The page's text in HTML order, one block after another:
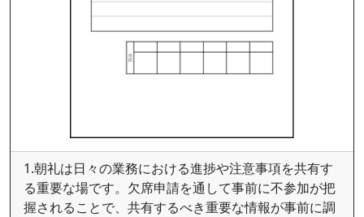
1.朝礼は日々の業務における進捗や注意事項を共有す
る重要な場です。欠席申請を通して事前に不参加が把
握されることで、共有するべき重要な情報が事前に調